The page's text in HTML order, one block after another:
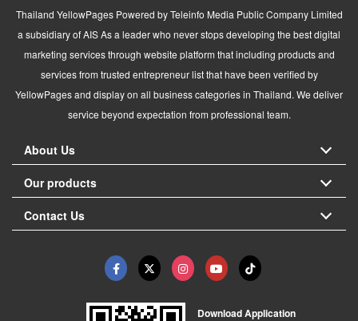
Thailand YellowPages Powered by Teleinfo Media Public Company Limited
a subsidiary of AIS As a leader who never stops developing the best digital
marketing services through website platform that including products and
services from trusted entrepreneur list that have been verified by
YellowPages and display on all business categories in Thailand. We deliver
service beyond expectation from professional team.
About Us
Our products
Contact Us
Download Application